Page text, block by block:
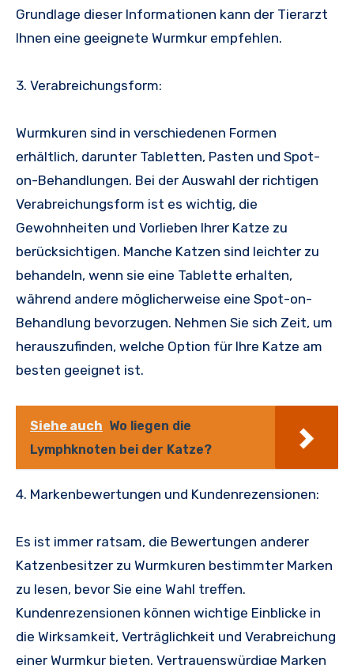
Grundlage dieser Informationen kann der Tierarzt
Ihnen eine geeignete Wurmkur empfehlen.
3. Verabreichungsform:
Wurmkuren sind in verschiedenen Formen
erhältlich, darunter Tabletten, Pasten und Spot-
on-Behandlungen. Bei der Auswahl der richtigen
Verabreichungsform ist es wichtig, die
Gewohnheiten und Vorlieben Ihrer Katze zu
berücksichtigen. Manche Katzen sind leichter zu
behandeln, wenn sie eine Tablette erhalten,
während andere möglicherweise eine Spot-on-
Behandlung bevorzugen. Nehmen Sie sich Zeit, um
herauszufinden, welche Option für Ihre Katze am
besten geeignet ist.
Siehe auch Wo liegen die
Lymphknoten bei der Katze?
4. Markenbewertungen und Kundenrezensionen:
Es ist immer ratsam, die Bewertungen anderer
Katzenbesitzer zu Wurmkuren bestimmter Marken
zu lesen, bevor Sie eine Wahl treffen.
Kundenrezensionen können wichtige Einblicke in
die Wirksamkeit, Verträglichkeit und Verabreichung
einer Wurmkur bieten. Vertrauenswürdige Marken